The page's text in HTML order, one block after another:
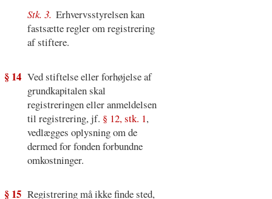
Stk. 3. Erhvervsstyrelsen kan
fastsætte regler om registrering
af stiftere.
§ 14 Ved stiftelse eller forhøjelse af
grundkapitalen skal
registreringen eller anmeldelsen
til registrering, jf. § 12, stk. 1,
vedlægges oplysning om de
dermed for fonden forbundne
omkostninger.
§ 15 Registrering må ikke finde sted,